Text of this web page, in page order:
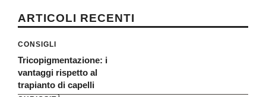
ARTICOLI RECENTI
CONSIGLI
Tricopigmentazione: i
vantaggi rispetto al
trapianto di capelli